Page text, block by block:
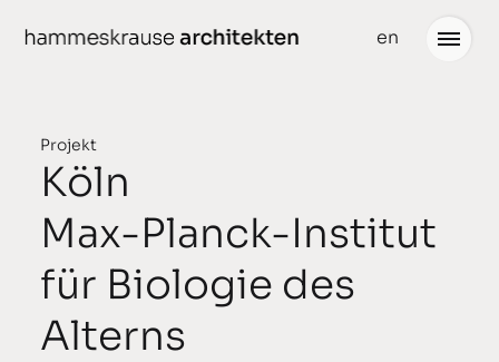
zum
en
Projekte
gedacht
geplant
gebaut
Büro
Team
Projekt
Köln
Max-Planck-Institut
für Biologie des
Alterns